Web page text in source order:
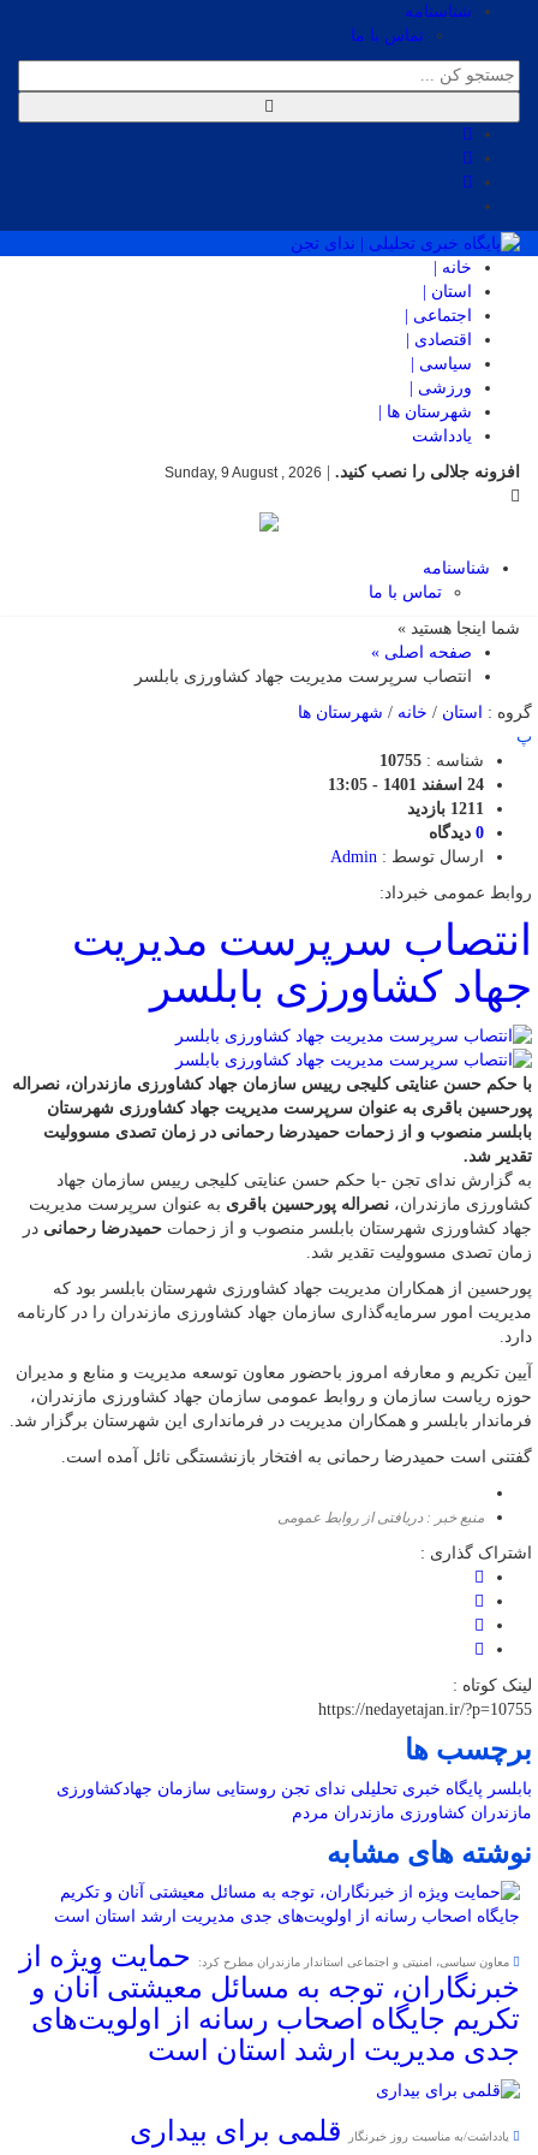
شناسنامه
تماس با ما
خانه |
استان |
اجتماعی |
اقتصادی |
سیاسی |
ورزشی |
شهرستان ها |
یادداشت
افزونه جلالی را نصب کنید.
Sunday, 9 August , 2026
شناسنامه
تماس با ما
شما اینجا هستید »
صفحه اصلی »
انتصاب سرپرست مدیریت جهاد کشاورزی بابلسر
گروه :
استان / خانه / شهرستان ها
پ
شناسه : 10755
24 اسفند 1401 - 13:05
1211 بازدید
0 دیدگاه
ارسال توسط : Admin
روابط عمومی خبرداد:
انتصاب سرپرست مدیریت
جهاد کشاورزی بابلسر
با حکم حسن عنایتی کلیجی رییس سازمان جهاد کشاورزی مازندران، نصراله
پورحسین باقری به عنوان سرپرست مدیریت جهاد کشاورزی شهرستان
بابلسر منصوب و از زحمات حمیدرضا رحمانی در زمان تصدی مسوولیت
تقدیر شد.
به گزارش ندای تجن -با حکم حسن عنایتی کلیجی رییس سازمان جهاد
کشاورزی مازندران، نصراله پورحسین باقری به عنوان سرپرست مدیریت
جهاد کشاورزی شهرستان بابلسر منصوب و از زحمات حمیدرضا رحمانی در
زمان تصدی مسوولیت تقدیر شد.
پورحسین از همکاران مدیریت جهاد کشاورزی شهرستان بابلسر بود که
مدیریت امور سرمایه‌گذاری سازمان جهاد کشاورزی مازندران را در کارنامه
دارد.
آیین تکریم و معارفه امروز باحضور معاون توسعه مدیریت و منابع و مدیران
حوزه ریاست سازمان و روابط عمومی سازمان جهاد کشاورزی مازندران،
فرماندار بابلسر و همکاران مدیریت در فرمانداری این شهرستان برگزار شد.
گفتنی است حمیدرضا رحمانی به افتخار بازنشستگی نائل آمده است.
منبع خبر : دریافتی از روابط عمومی
اشتراک گذاری :
لینک کوتاه :
https://nedayetajan.ir/?p=10755
برچسب ها
بابلسر پایگاه خبری تحلیلی ندای تجن روستایی سازمان جهادکشاورزی
مازندران کشاورزی مازندران مردم
نوشته های مشابه
معاون سیاسی، امنیتی و اجتماعی استاندار مازندران مطرح کرد:
حمایت ویژه از
خبرنگاران، توجه به مسائل معیشتی آنان و
تکریم جایگاه اصحاب رسانه از اولویت‌های
جدی مدیریت ارشد استان است
یادداشت/به مناسبت روز خبرنگار قلمی برای بیداری